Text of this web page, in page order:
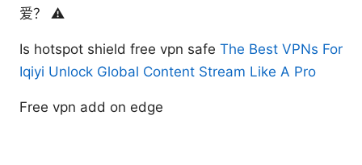
爱？ ⚠️
Is hotspot shield free vpn safe The Best VPNs For
Iqiyi Unlock Global Content Stream Like A Pro
Free vpn add on edge